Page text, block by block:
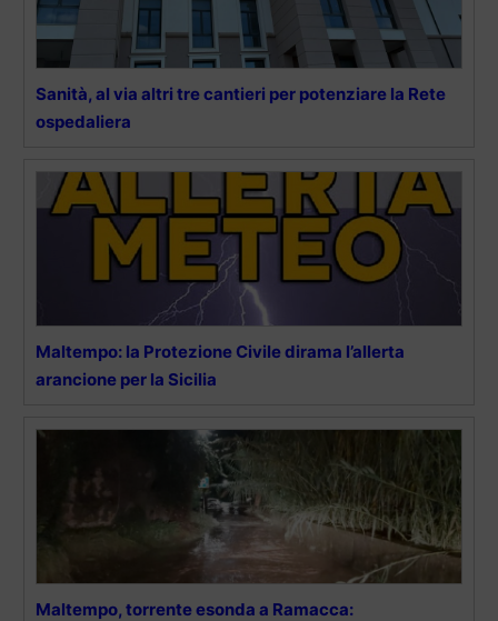
Sanità, al via altri tre cantieri per potenziare la Rete
ospedaliera
Maltempo: la Protezione Civile dirama l’allerta
arancione per la Sicilia
Maltempo, torrente esonda a Ramacca: